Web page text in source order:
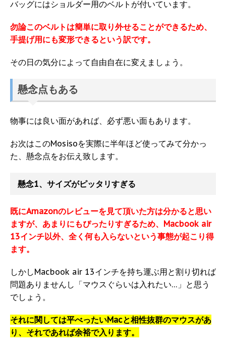
バッグにはショルダー用のベルトが付いています。
勿論このベルトは簡単に取り外せることができるため、
手提げ用にも変形できるという訳です。
その日の気分によって自由自在に変えましょう。
懸念点もある
物事には良い面があれば、必ず悪い面もあります。
お次はこのMosisoを実際に半年ほど使ってみて分かっ
た、懸念点をお伝え致します。
懸念1、サイズがピッタリすぎる
既にAmazonのレビューを見て頂いた方は分かると思い
ますが、あまりにもぴったりすぎるため、Macbook air
13インチ以外、全く何も入らないという事態が起こり得
ます。
しかしMacbook air 13インチを持ち運ぶ用と割り切れば
問題ありませんし「マウスぐらいは入れたい…」と思う
でしょう。
それに関しては平べったいMacと相性抜群のマウスがあ
り、それであれば余裕で入ります。